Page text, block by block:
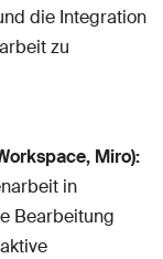
die Integration
zu
Miro):
in
Bearbeitung